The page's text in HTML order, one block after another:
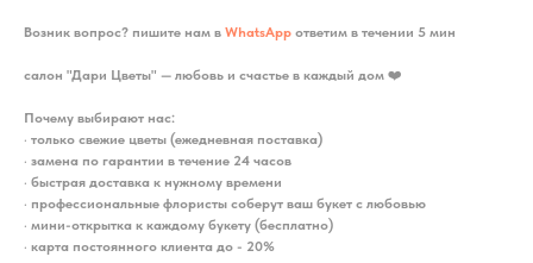
Возник вопрос? пишите нам в WhatsApp ответим в течении 5 мин
салон "Дари Цветы" — любовь и счастье в каждый дом ❤️
Почему выбирают нас:
• только свежие цветы (ежедневная поставка)
• замена по гарантии в течение 24 часов
• быстрая доставка к нужному времени
• профессиональные флористы соберут ваш букет с любовью
• мини-открытка к каждому букету (бесплатно)
• карта постоянного клиента до - 20%